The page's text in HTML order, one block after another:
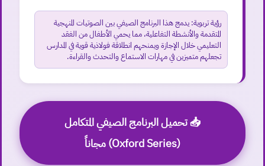
رؤية تربوية: يدمج هذا البرنامج الصيفي بين الصوتيات المنهجية
المتقدمة والأنشطة التفاعلية، مما يحمي الأطفال من الفقد
التعليمي خلال الإجازة ويمنحهم انطلاقة فولاذية قوية في المدارس
تجعلهم متميزين في مهارات الاستماع والتحدث والقراءة.
📥 تحميل البرنامج الصيفي المتكامل
(Oxford Series) مجاناً